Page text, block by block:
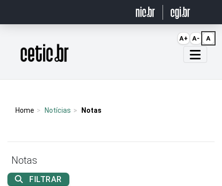
Página inicial
Home Notícias Notas
Notas
FILTRAR
A+ A- A